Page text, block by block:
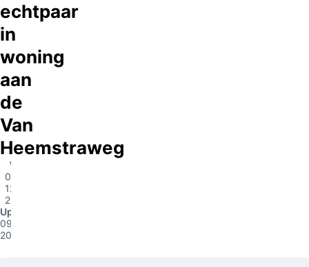
Zaken
Fraudeurs
Tip doorgeven
echtpaar
in
woning
aan
de
Van
Heemstraweg
Wamel
09-
12-
2014
Update
09-12-
2014